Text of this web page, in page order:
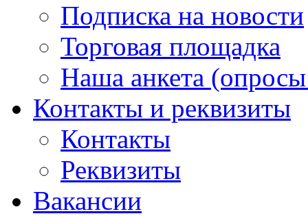
Подписка на новости
Торговая площадка
Наша анкета (опросы
Контакты и реквизиты
Контакты
Реквизиты
Вакансии